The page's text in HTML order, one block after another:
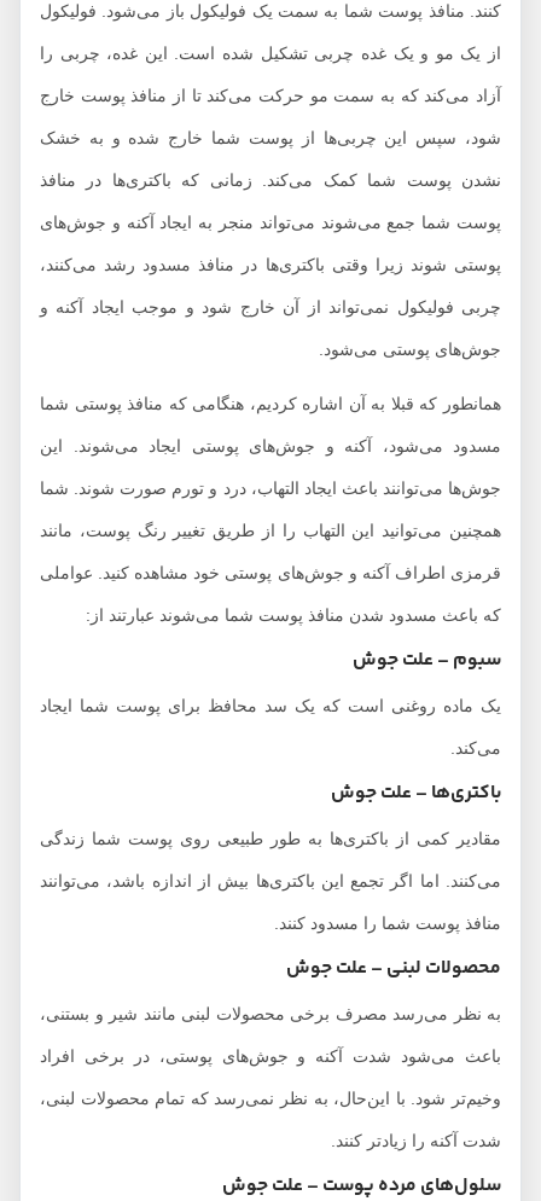
کنند. منافذ پوست شما به سمت یک فولیکول باز می‌شود. فولیکول
از یک مو و یک غده چربی تشکیل شده است. این غده، چربی را
آزاد می‌کند که به سمت مو حرکت می‌کند تا از منافذ پوست خارج
شود، سپس این چربی‌ها از پوست شما خارج شده و به خشک
نشدن پوست شما کمک می‌کند. زمانی که باکتری‌ها در منافذ
پوست شما جمع می‌شوند می‌تواند منجر به ایجاد آکنه و جوش‌های
پوستی شوند زیرا وقتی باکتری‌ها در منافذ مسدود رشد می‌کنند،
چربی فولیکول نمی‌تواند از آن خارج شود و موجب ایجاد آکنه و
جوش‌های پوستی می‌شود.
همانطور که قبلا به آن اشاره کردیم، هنگامی که منافذ پوستی شما
مسدود می‌شود، آکنه و جوش‌های پوستی ایجاد می‌شوند. این
جوش‌ها می‌توانند باعث ایجاد التهاب، درد و تورم صورت شوند. شما
همچنین می‌توانید این التهاب را از طریق تغییر رنگ پوست، مانند
قرمزی اطراف آکنه و جوش‌های پوستی خود مشاهده کنید. عواملی
که باعث مسدود شدن منافذ پوست شما می‌شوند عبارتند از:
سبوم– علت جوش
یک ماده روغنی است که یک سد محافظ برای پوست شما ایجاد
می‌کند.
باکتری‌ها– علت جوش
مقادیر کمی از باکتری‌ها به طور طبیعی روی پوست شما زندگی
می‌کنند. اما اگر تجمع این باکتری‌ها بیش از اندازه باشد، می‌توانند
منافذ پوست شما را مسدود کنند.
محصولات لبنی – علت جوش
به نظر می‌رسد مصرف برخی محصولات لبنی مانند شیر و بستنی،
باعث می‌شود شدت آکنه و جوش‌های پوستی، در برخی افراد
وخیم‌تر شود. با این‌حال، به نظر نمی‌رسد که تمام محصولات لبنی،
شدت آکنه را زیادتر کنند.
سلول‌های مرده پوست– علت جوش